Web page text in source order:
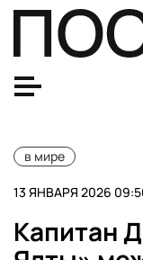
в мире
13 ЯНВАРЯ 2026
Капитан
Белый дом: США